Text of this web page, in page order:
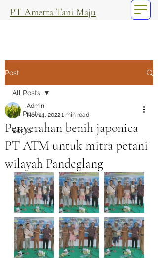
PT Amerta Tani Maju
Post
All Posts
Berita
All Posts
Penyerahan benih japonica
PT ATM untuk mitra petani
wilayah Pandeglang
Admin
Nov 14, 20221 min read